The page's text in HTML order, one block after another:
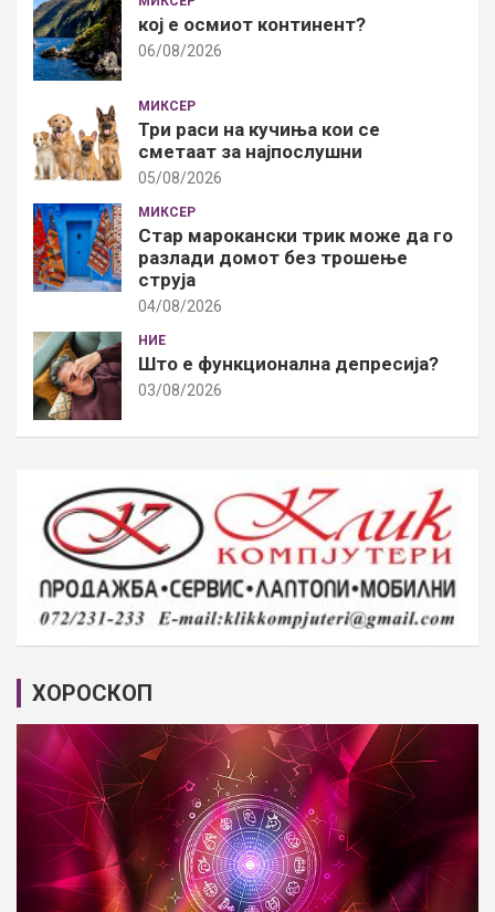
кој е осмиот континент?
06/08/2026
МИКСЕР
Три раси на кучиња кои се
сметаат за најпослушни
05/08/2026
МИКСЕР
Стар марокански трик може да го
разлади домот без трошење
струја
04/08/2026
НИЕ
Што е функционална депресија?
03/08/2026
ХОРОСКОП